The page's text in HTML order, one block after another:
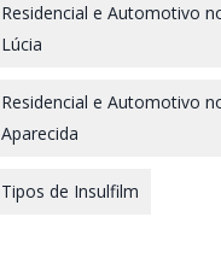
Residencial e Automotivo
Lúcia
Residencial e Automotivo
Aparecida
Tipos de Insulfilm